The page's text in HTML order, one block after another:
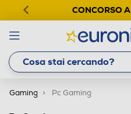
CONCORSO
Gaming Pc Gaming